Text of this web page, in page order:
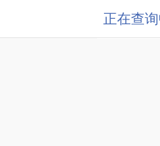
正在查